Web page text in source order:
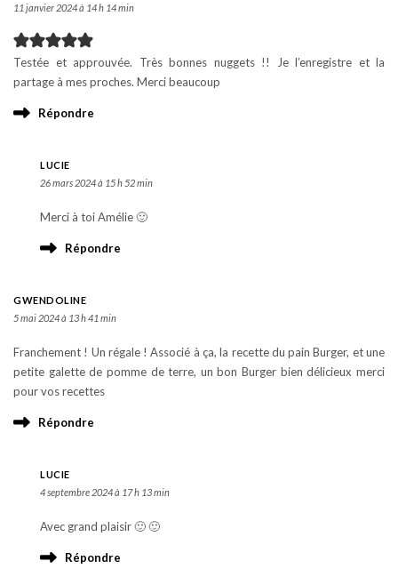
11 janvier 2024 à 14 h 14 min
Testée et approuvée. Très bonnes nuggets !! Je l’enregistre et la
partage à mes proches. Merci beaucoup
Répondre
LUCIE
26 mars 2024 à 15 h 52 min
Merci à toi Amélie 🙂
Répondre
GWENDOLINE
5 mai 2024 à 13 h 41 min
Franchement ! Un régale ! Associé à ça, la recette du pain Burger, et une
petite galette de pomme de terre, un bon Burger bien délicieux merci
pour vos recettes
Répondre
LUCIE
4 septembre 2024 à 17 h 13 min
Avec grand plaisir 🙂 🙂
Répondre